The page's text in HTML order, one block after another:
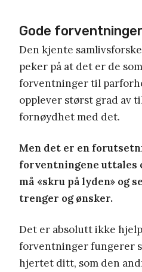
Gode forventninger
Den kjente
peker på at det er de
forventninger til
opplever størst grad av
fornøydhet med det.
Men det er en
forventningene uttales
må «skru på lyden» og
trenger og ønsker.
Det er absolutt ikke
forventninger fungerer
hjertet ditt, som den